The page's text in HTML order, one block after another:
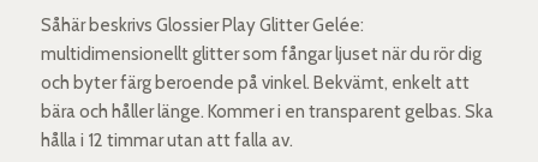
Såhär beskrivs Glossier Play Glitter Gelée:
multidimensionellt glitter som fångar ljuset när du rör dig
och byter färg beroende på vinkel. Bekvämt, enkelt att
bära och håller länge. Kommer i en transparent gelbas. Ska
hålla i 12 timmar utan att falla av.